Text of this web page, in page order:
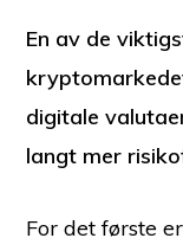
En av de
digitale
langt mer
For det første